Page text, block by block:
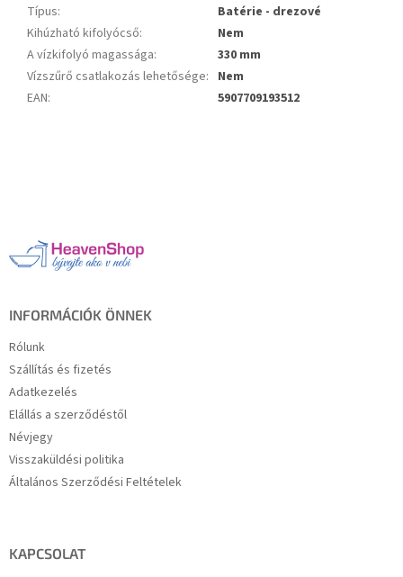
Típus:
Batérie - drezové
Kihúzható kifolyócső:
Nem
A vízkifolyó magassága:
330 mm
Vízszűrő csatlakozás lehetősége: Nem
EAN: 5907709193512
INFORMÁCIÓK ÖNNEK
Rólunk
Szállítás és fizetés
Adatkezelés
Elállás a szerződéstől
Névjegy
Visszaküldési politika
Általános Szerződési Feltételek
KAPCSOLAT